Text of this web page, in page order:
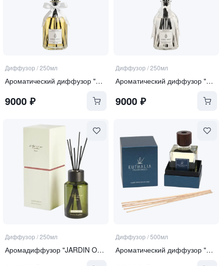
Диффузор /250мл
Ароматический диффузор "Tonka and Oud"
9000 ₽
Диффузор /250мл
Ароматический диффузор "Soft Linen & Cotton"
9000₽
Диффузор /250мл
Аромадиффузор "JARDIN ORIENT"
Диффузор /500мл
Ароматический диффузор "Zanzibar"